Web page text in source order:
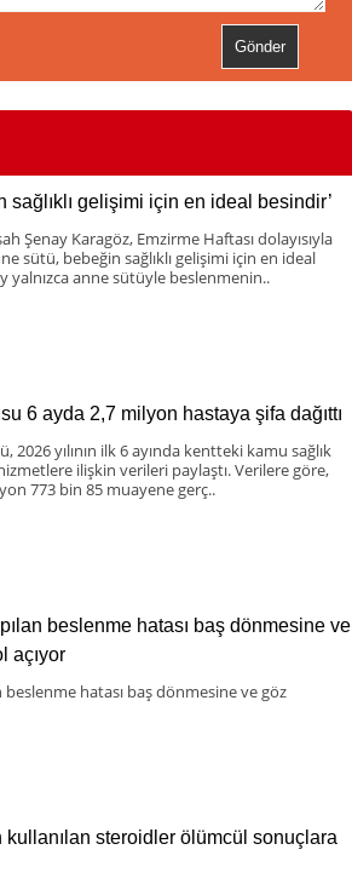
sağlıklı gelişimi için en ideal besindir’
Şenay Karagöz, Emzirme Haftası dolayısıyla
sütü, bebeğin sağlıklı gelişimi için en ideal
yalnızca anne sütüyle beslenmenin..
6 ayda 2,7 milyon hastaya şifa dağıttı
2026 yılının ilk 6 ayında kentteki kamu sağlık
ilişkin verileri paylaştı. Verilere göre,
773 bin 85 muayene gerç..
beslenme hatası baş dönmesine ve
açıyor
beslenme hatası baş dönmesine ve göz
steroidler ölümcül sonuçlara